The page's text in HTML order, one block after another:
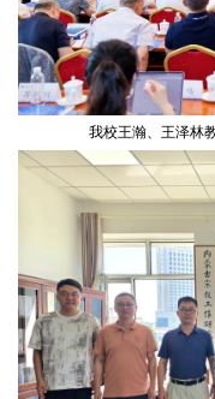
我校王瀚、王泽林